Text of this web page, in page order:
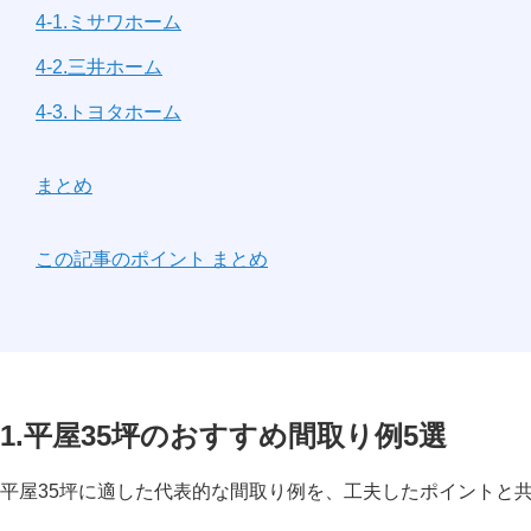
4-1.ミサワホーム
4-2.三井ホーム
4-3.トヨタホーム
まとめ
この記事のポイント まとめ
1.平屋35坪のおすすめ間取り例5選
平屋35坪に適した代表的な間取り例を、工夫したポイントと